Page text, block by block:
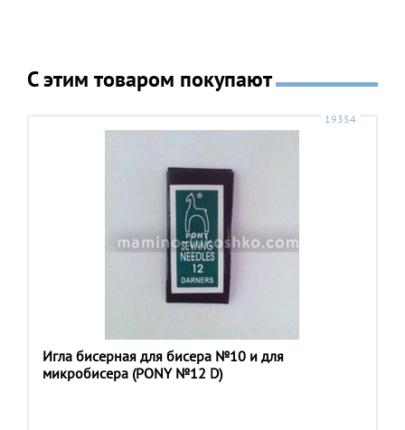
С этим товаром покупают
19354
Игла бисерная для бисера №10 и для
микробисера (PONY №12 D)